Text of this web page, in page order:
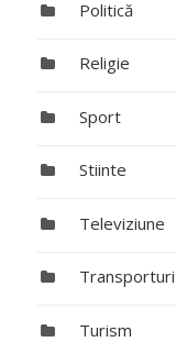
Politică
Religie
Sport
Stiinte
Televiziune
Transporturi
Turism